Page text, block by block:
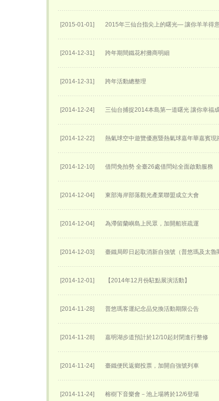
[2015-01-01] 2015年三仙台指尖上的曙光— 讓你羊羊得
[2014-12-31] 跨年期間鐵花村攤商明細
[2014-12-31] 跨年活動總整理
[2014-12-24] 三仙台捕捉2014本島第一道曙光 讓你幸福
[2014-12-22] 熱氣球空中遊覽優惠暨熱氣球嘉年華嘉賓現
[2014-12-10] 借問免拍勢 全臺26處借問站全面啟動服務
[2014-12-04] 東部海岸部落觀光產業聯盟成立大會
[2014-12-04] 為滯留蘭嶼島上民眾，加開船班疏運
[2014-12-03] 臺鐵局即日起取消新自強號（普悠瑪及太
[2014-12-01] 【2014年12月份駐點展演活動】
[2014-11-28] 普悠瑪客運紀念品兌換活動期限公告
[2014-11-28] 嘉明湖步道預計於12/10起封閉進行整修
[2014-11-24] 臺鐵便民返鄉投票，加開自強號列車
[2014-11-24] 榕樹下音樂會－池上場將於12/6登場